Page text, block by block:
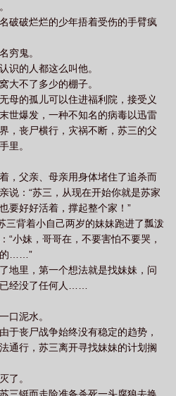
破破烂烂的少年捂着受伤的手臂疯
穷鬼。
识的人都这么叫他。
大不了多少的棚子。
母的孤儿可以住进福利院，接受义
世爆发，一种不知名的病毒以迅雷
，丧尸横行，灾祸不断，苏三的父
里。
，父亲、母亲用身体堵住了追杀而
说：“苏三，从现在开始你就是苏家
要好好活着，撑起整个家！”
三背着小自己两岁的妹妹跑进了瓢泼
“小妹，哥哥在，不要害怕不要哭，
的……”
地里，第一个想法就是找妹妹，问
经没了任何人……
口泥水。
于丧尸战争始终没有稳定的趋势，
通行，苏三离开寻找妹妹的计划搁
了。